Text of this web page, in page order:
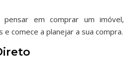
em comprar um imóvel,
comece a planejar a sua compra.